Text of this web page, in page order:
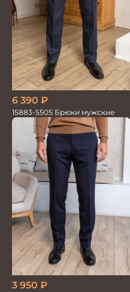
6 390 ₽
15883-5505 Брюки мужские
3 950 ₽